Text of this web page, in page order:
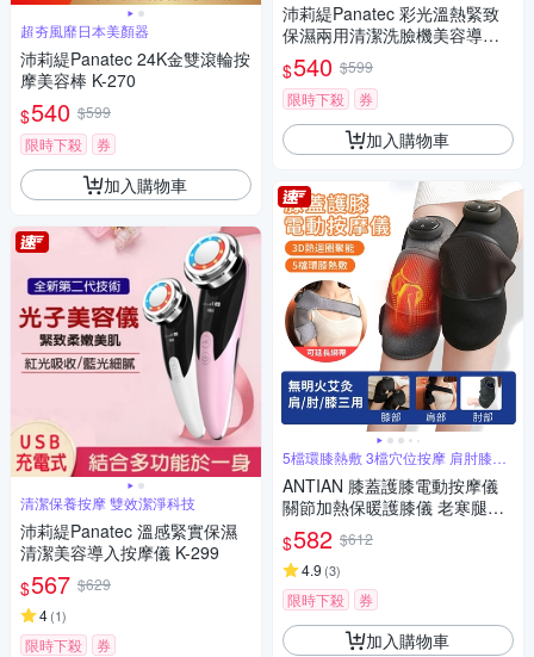
超夯風靡日本美顏器
沛莉緹Panatec 24K金雙滾輪按
摩美容棒 K-270
$540 $599
限時下殺
券
加入購物車
清潔保養按摩 雙效潔淨科技
沛莉緹Panatec 溫感緊實保濕
清潔美容導入按摩儀 K-299
$567 $629
4(1)
限時下殺 券
沛莉緹Panatec 彩光溫熱緊致
保濕兩用清潔洗臉機美容導入
儀 K-383
$540 $599
限時下殺
券
加入購物車
5檔環膝熱敷 3檔穴位按摩 肩肘膝多
用途
ANTIAN 膝蓋護膝電動按摩儀
關節加熱保暖護膝儀 老寒腿保
暖發熱器 肩肘膝蓋三用 長輩送
禮 單只
$582 $612
4.9 (3)
限時下殺 券
加入購物車